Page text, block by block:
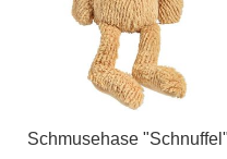
Schmusehase "Schnuffel"